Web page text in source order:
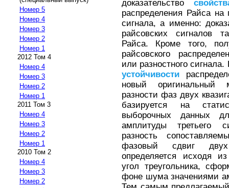
Номер 5
Номер 4
Номер 3
Номер 2
Номер 1
2012 Том 4
Номер 4
Номер 3
Номер 2
Номер 1
2011 Том 3
Номер 4
Номер 3
Номер 2
Номер 1
2010 Том 2
Номер 4
Номер 3
Номер 2
доказательство
распределения Райса на
сигнала, а именно:
райсовских сигналов
Райса. Кроме того,
райсовского
или разностного
устойчивости
новый оригинальный
разности фаз двух
базируется на
выборочных данных
амплитуды третьего
разность
фазовый сдвиг двух
определяется исходя
угол треугольника,
фоне шума значениями